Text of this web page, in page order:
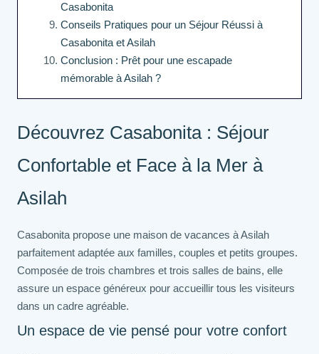
Casabonita
Conseils Pratiques pour un Séjour Réussi à
Casabonita et Asilah
Conclusion : Prêt pour une escapade
mémorable à Asilah ?
Découvrez Casabonita : Séjour
Confortable et Face à la Mer à
Asilah
Casabonita propose une maison de vacances à Asilah
parfaitement adaptée aux familles, couples et petits groupes.
Composée de trois chambres et trois salles de bains, elle
assure un espace généreux pour accueillir tous les visiteurs
dans un cadre agréable.
Un espace de vie pensé pour votre confort